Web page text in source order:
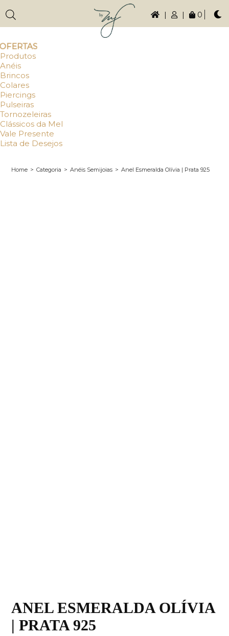
| | 0
OFERTAS
Produtos
Anéis
Brincos
Colares
Piercings
Pulseiras
Tornozeleiras
Clássicos da Mel
Vale Presente
Lista de Desejos
Home > Categoria > Anéis Semijoias > Anel Esmeralda Olívia | Prata 925
ANEL ESMERALDA OLÍVIA
| PRATA 925